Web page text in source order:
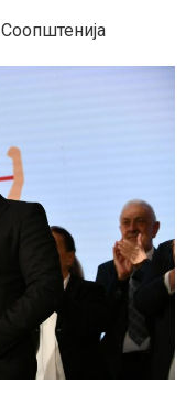
Соопштенија